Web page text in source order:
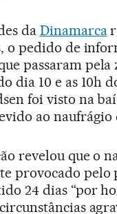
da Dinamarca
o pedido de
passaram
dia 10 e as 10h
foi visto na
ao
revelou que o
provocado
24 dias “por